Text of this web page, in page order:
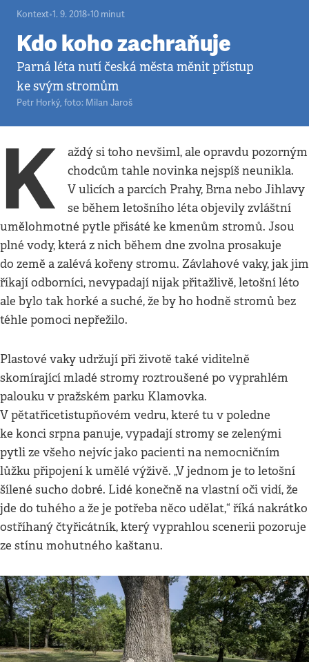
Kontext•1. 9. 2018•10 minut
Kdo koho zachraňuje
Parná léta nutí česká města měnit přístup
ke svým stromům
Petr Horký, foto: Milan Jaroš
K
aždý si toho nevšiml, ale opravdu pozorným
chodcům tahle novinka nejspíš neunikla.
V ulicích a parcích Prahy, Brna nebo Jihlavy
se během letošního léta objevily zvláštní
umělohmotné pytle přisáté ke kmenům stromů. Jsou
plné vody, která z nich během dne zvolna prosakuje
do země a zalévá kořeny stromu. Závlahové vaky, jak jim
říkají odborníci, nevypadají nijak přitažlivě, letošní léto
ale bylo tak horké a suché, že by ho hodně stromů bez
téhle pomoci nepřežilo.
Plastové vaky udržují při životě také viditelně
skomírající mladé stromy roztroušené po vyprahlém
palouku v pražském parku Klamovka.
V pětatřicetistupňovém vedru, které tu v poledne
ke konci srpna panuje, vypadají stromy se zelenými
pytli ze všeho nejvíc jako pacienti na nemocničním
lůžku připojení k umělé výživě. „V jednom je to letošní
šílené sucho dobré. Lidé konečně na vlastní oči vidí, že
jde do tuhého a že je potřeba něco udělat,“ říká nakrátko
ostříhaný čtyřicátník, který vyprahlou scenerii pozoruje
ze stínu mohutného kaštanu.